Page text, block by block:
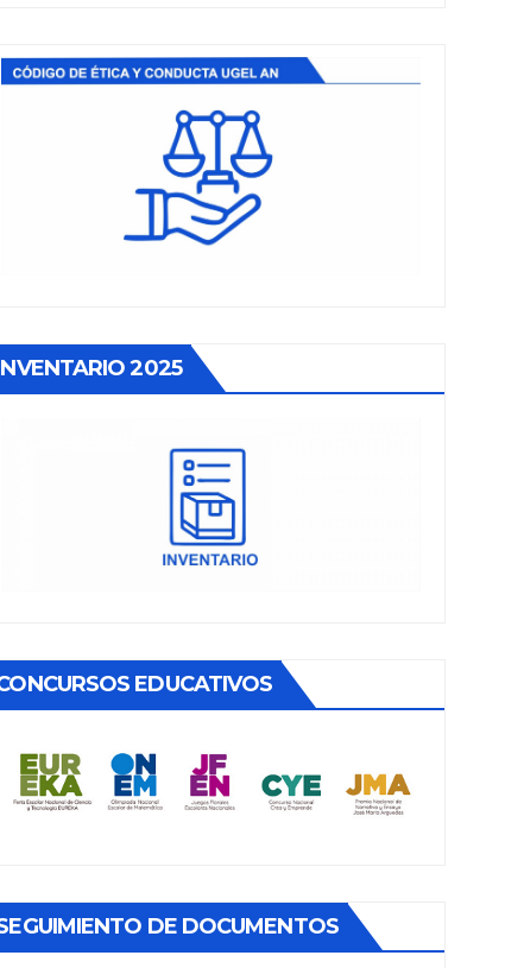
2025
EDUCATIVOS
DE DOCUMENTOS